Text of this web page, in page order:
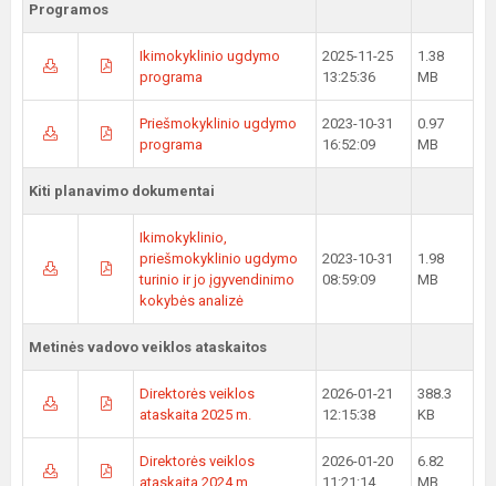
Programos
Ikimokyklinio ugdymo
programa
2025-11-25
13:25:36
1.38
MB
Priešmokyklinio ugdymo
programa
2023-10-31
16:52:09
0.97
MB
Kiti planavimo dokumentai
Ikimokyklinio,
priešmokyklinio ugdymo
turinio ir jo įgyvendinimo
kokybės analizė
2023-10-31
08:59:09
1.98
MB
Metinės vadovo veiklos ataskaitos
Direktorės veiklos
ataskaita 2025 m.
2026-01-21
12:15:38
388.3
KB
Direktorės veiklos
ataskaita 2024 m.
2026-01-20
11:21:14
6.82
MB